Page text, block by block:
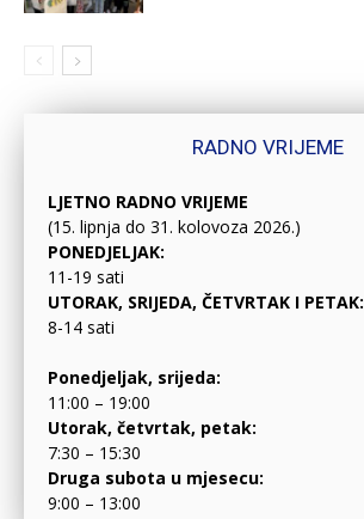
RADNO VRIJEME
LJETNO RADNO VRIJEME
(15. lipnja do 31. kolovoza 2026.)
PONEDJELJAK:
11-19 sati
UTORAK, SRIJEDA, ČETVRTAK I PETAK:
8-14 sati
Ponedjeljak, srijeda:
11:00 – 19:00
Utorak, četvrtak, petak:
7:30 – 15:30
Druga subota u mjesecu:
9:00 – 13:00